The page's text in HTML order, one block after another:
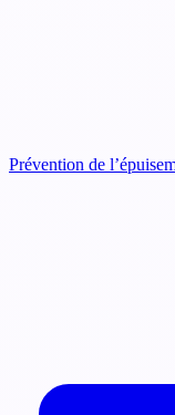
Prévention de